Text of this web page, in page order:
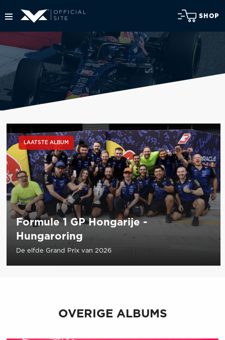
SHOP
LAATSTE ALBUM
Formule 1 GP Hongarije -
Hungaroring
De elfde Grand Prix van 2026
OVERIGE ALBUMS